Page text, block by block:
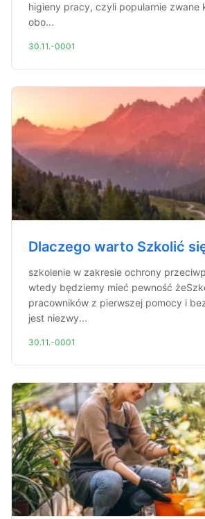
higieny pracy, czyli popularnie zwane
obo...
30.11.-0001
Dlaczego warto Szkolić
szkolenie w zakresie ochrony
wtedy będziemy mieć pewność
pracowników z pierwszej pomocy i
jest niezwy...
30.11.-0001